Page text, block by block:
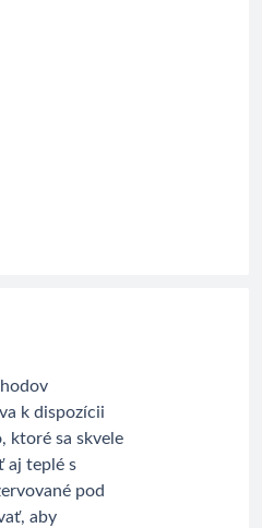
k dispozícii
ktoré sa skvele
aj teplé s
pod
aby